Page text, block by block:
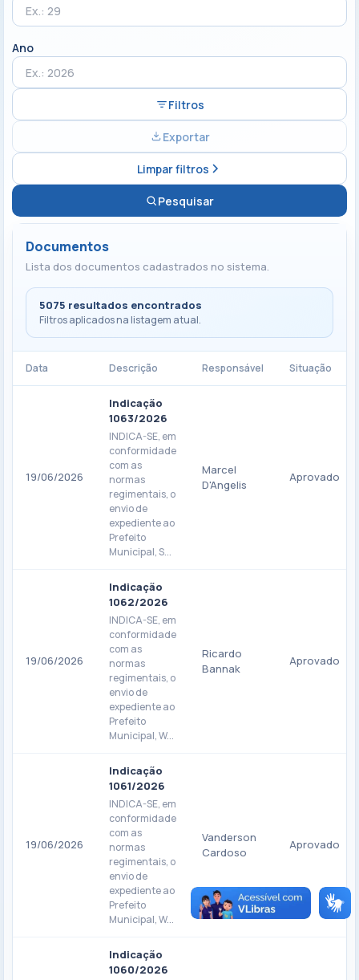
Ano
Filtros
Exportar
Limpar filtros
Pesquisar
Documentos
Lista dos documentos cadastrados no sistema.
5075 resultados encontrados
Filtros aplicados na listagem atual.
Data Descrição Responsável Situação
19/06/2026
Indicação
1063/2026
INDICA-SE, em
conformidade
com as
normas
regimentais, o
envio de
expediente ao
Prefeito
Municipal, S...
Marcel
D'Angelis
Aprovado
19/06/2026
Indicação
1062/2026
INDICA-SE, em
conformidade
com as
normas
regimentais, o
envio de
expediente ao
Prefeito
Municipal, W...
Ricardo
Bannak
Aprovado
19/06/2026
Indicação
1061/2026
INDICA-SE, em
conformidade
com as
normas
regimentais, o
envio de
expediente ao
Prefeito
Municipal, W...
Vanderson
Cardoso
Aprovado
Indicação
1060/2026